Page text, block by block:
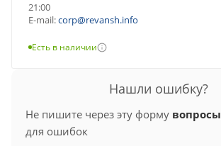
21:00
E-mail:corp@revansh.info
Есть в наличии
Нашли ошибку?
Не пишите через эту форму вопросы
для ошибок